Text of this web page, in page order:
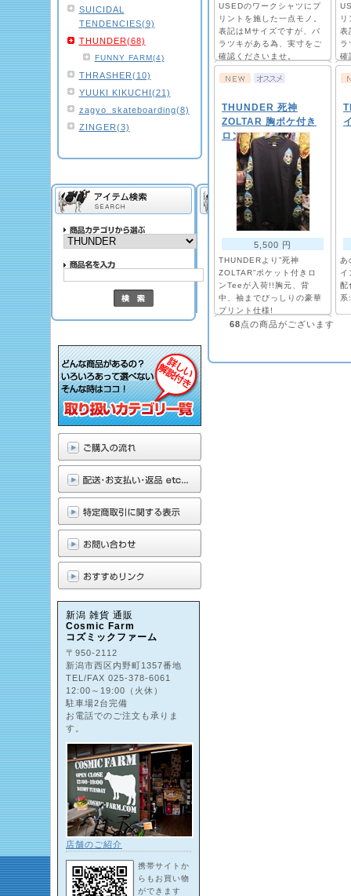
SUICIDAL
TENDENCIES(9)
THUNDER(68)
FUNNY FARM(4)
THRASHER(10)
YUUKI KIKUCHI(21)
zagyo_skateboarding(8)
ZINGER(3)
新潟 雑貨 通販
Cosmic Farm
コズミックファーム
〒950-2112
新潟市西区内野町1357番地
TEL/FAX 025-378-6061
12:00～19:00（火休）
駐車場2台完備
お電話でのご注文も承りま
す。
店舗のご紹介
携帯サイトか
らもお買い物
ができます
USEDのワークシャツにプ
リントを施した一点モノ。
表記はMサイズですが、バ
ラツキがある為、実寸をご
確認くださいませ。
表
ラ
確
THUNDER 死神
ZOLTAR 胸ポケ付き
ロンT
5,500 円
THUNDERより”死神
ZOLTAR”ポケット付きロ
ンTeeが入荷!!胸元、背
中、袖までびっしりの豪華
プリント仕様!
あ
イ
配
系
68点の商品がございます